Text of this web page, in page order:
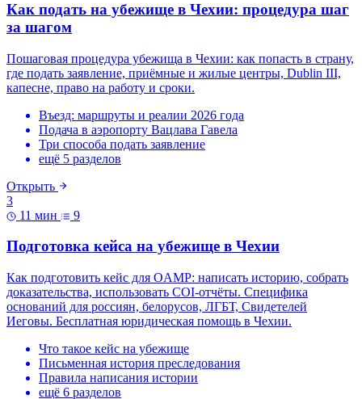
Как подать на убежище в Чехии: процедура шаг
за шагом
Пошаговая процедура убежища в Чехии: как попасть в страну,
где подать заявление, приёмные и жилые центры, Dublin III,
капесне, право на работу и сроки.
Въезд: маршруты и реалии 2026 года
Подача в аэропорту Вацлава Гавела
Три способа подать заявление
ещё 5 разделов
Открыть
3
11 мин
9
Подготовка кейса на убежище в Чехии
Как подготовить кейс для OAMP: написать историю, собрать
доказательства, использовать COI-отчёты. Специфика
оснований для россиян, белорусов, ЛГБТ, Свидетелей
Иеговы. Бесплатная юридическая помощь в Чехии.
Что такое кейс на убежище
Письменная история преследования
Правила написания истории
ещё 6 разделов